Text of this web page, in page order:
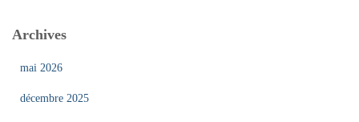
Archives
mai 2026
décembre 2025